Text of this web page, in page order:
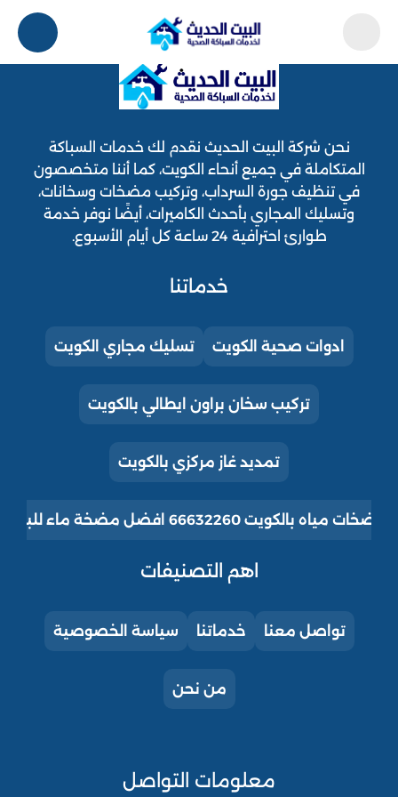
نحن شركة البيت الحديث نقدم لك خدمات السباكة
المتكاملة في جميع أنحاء الكويت، كما أننا متخصصون
في تنظيف جورة السرداب، وتركيب مضخات وسخانات،
وتسليك المجاري بأحدث الكاميرات، أيضًا نوفر خدمة
طوارئ احترافية 24 ساعة كل أيام الأسبوع.
خدماتنا
ادوات صحية الكويت تسليك مجاري الكويت
تركيب سخان براون ايطالي بالكويت
تمديد غاز مركزي بالكويت
مياه بالكويت 66632260 افضل مضخة ماء للبيت للبيع
اهم التصنيفات
تواصل معنا خدماتنا سياسة الخصوصية
من نحن
معلومات التواصل